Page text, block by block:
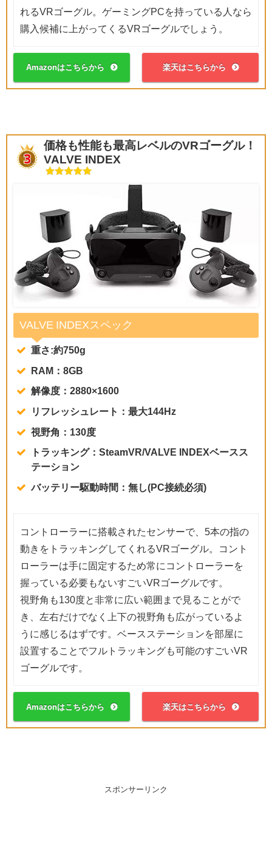
れるVRゴーグル。ゲーミングPCを持っている人なら
購入候補に上がってくるVRゴーグルでしょう。
Amazonはこちらから 楽天はこちらから
価格も性能も最高レベルのVRゴーグル！
VALVE INDEX
VALVE INDEXスペック
重さ:約750g
RAM：8GB
解像度：2880×1600
リフレッシュレート：最大144Hz
視野角：130度
トラッキング：SteamVR/VALVE INDEXベースス
テーション
バッテリー駆動時間：無し(PC接続必須)
コントローラーに搭載されたセンサーで、5本の指の
動きをトラッキングしてくれるVRゴーグル。コント
ローラーは手に固定するため常にコントローラーを
握っている必要もないすごいVRゴーグルです。
視野角も130度と非常に広い範囲まで見ることがで
き、左右だけでなく上下の視野角も広がっているよ
うに感じるはずです。ベースステーションを部屋に
設置することでフルトラッキングも可能のすごいVR
ゴーグルです。
Amazonはこちらから 楽天はこちらから
スポンサーリンク